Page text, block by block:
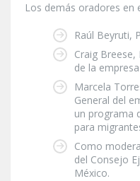
Los demás oradores en
Raúl Beyruti,
Craig
de la
Marcela
General del
un programa
para
Como
del Consejo
México.